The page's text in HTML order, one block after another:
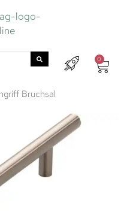
0
Bruchsal